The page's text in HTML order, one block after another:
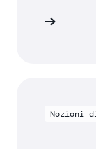
Nozioni